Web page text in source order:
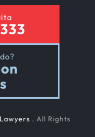
. All Rights